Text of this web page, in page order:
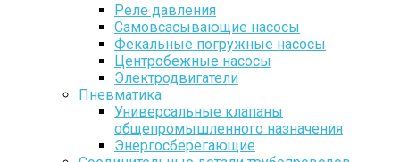
Реле давления
Самовсасывающие насосы
Фекальные погружные насосы
Центробежные насосы
Электродвигатели
Пневматика
Универсальные клапаны
общепромышленного назначения
Энергосберегающие